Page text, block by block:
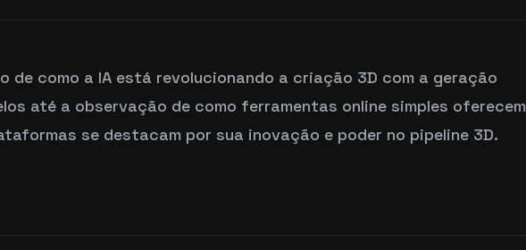
de como a IA está revolucionando a criação 3D com a geração
até a observação de como ferramentas online simples oferecem
se destacam por sua inovação e poder no pipeline 3D.